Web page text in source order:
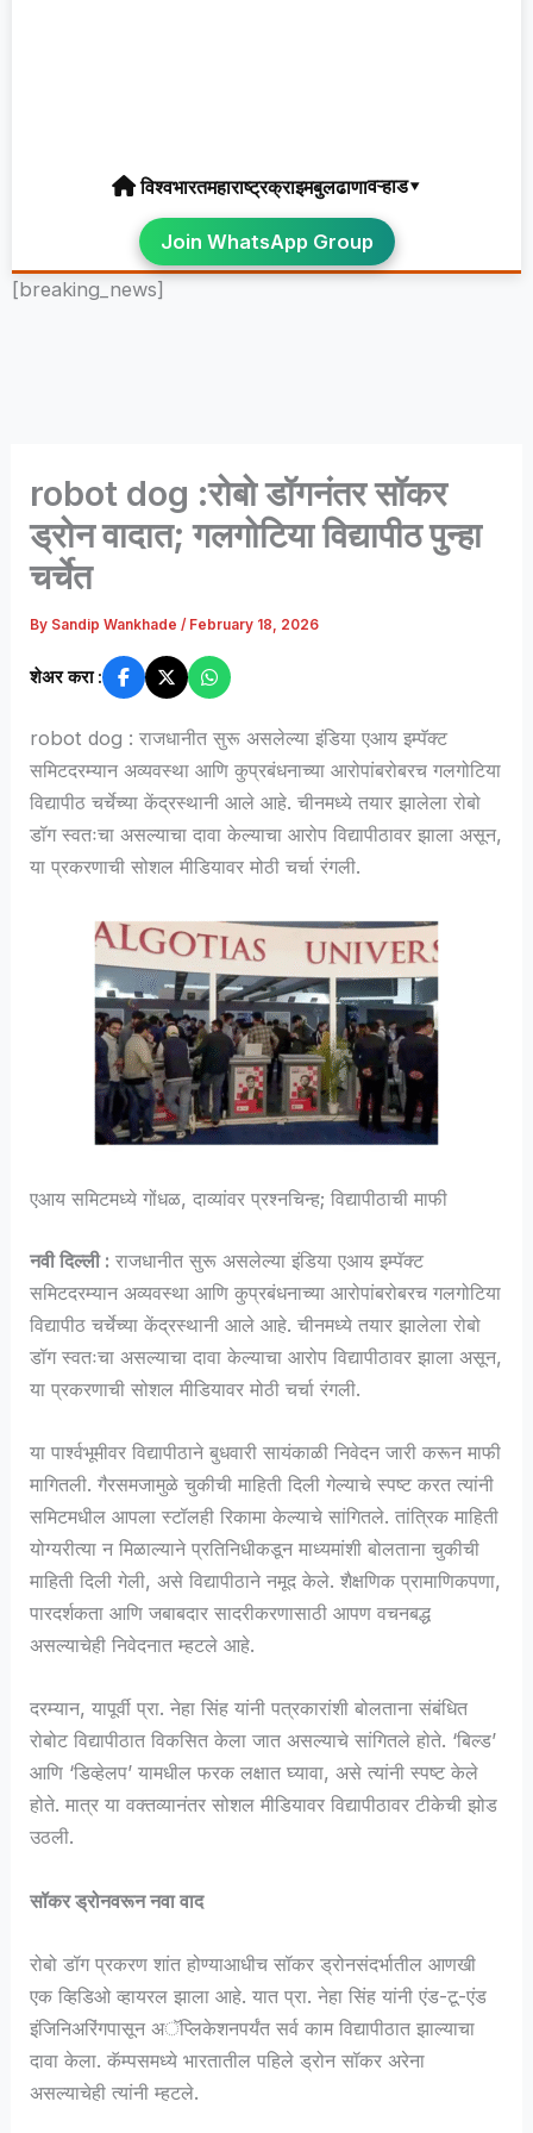
विश्वभारतमहाराष्ट्रक्राइमबुलढाणावऱ्हाड▾
Join WhatsApp Group
[breaking_news]
robot dog :रोबो डॉगनंतर सॉकर
ड्रोन वादात; गलगोटिया विद्यापीठ पुन्हा
चर्चेत
By Sandip Wankhade/ February 18, 2026
शेअर करा :
robot dog : राजधानीत सुरू असलेल्या इंडिया एआय इम्पॅक्ट
समिटदरम्यान अव्यवस्था आणि कुप्रबंधनाच्या आरोपांबरोबरच गलगोटिया
विद्यापीठ चर्चेच्या केंद्रस्थानी आले आहे. चीनमध्ये तयार झालेला रोबो
डॉग स्वतःचा असल्याचा दावा केल्याचा आरोप विद्यापीठावर झाला असून,
या प्रकरणाची सोशल मीडियावर मोठी चर्चा रंगली.
एआय समिटमध्ये गोंधळ, दाव्यांवर प्रश्नचिन्ह; विद्यापीठाची माफी
नवी दिल्ली : राजधानीत सुरू असलेल्या इंडिया एआय इम्पॅक्ट
समिटदरम्यान अव्यवस्था आणि कुप्रबंधनाच्या आरोपांबरोबरच गलगोटिया
विद्यापीठ चर्चेच्या केंद्रस्थानी आले आहे. चीनमध्ये तयार झालेला रोबो
डॉग स्वतःचा असल्याचा दावा केल्याचा आरोप विद्यापीठावर झाला असून,
या प्रकरणाची सोशल मीडियावर मोठी चर्चा रंगली.
या पार्श्वभूमीवर विद्यापीठाने बुधवारी सायंकाळी निवेदन जारी करून माफी
मागितली. गैरसमजामुळे चुकीची माहिती दिली गेल्याचे स्पष्ट करत त्यांनी
समिटमधील आपला स्टॉलही रिकामा केल्याचे सांगितले. तांत्रिक माहिती
योग्यरीत्या न मिळाल्याने प्रतिनिधीकडून माध्यमांशी बोलताना चुकीची
माहिती दिली गेली, असे विद्यापीठाने नमूद केले. शैक्षणिक प्रामाणिकपणा,
पारदर्शकता आणि जबाबदार सादरीकरणासाठी आपण वचनबद्ध
असल्याचेही निवेदनात म्हटले आहे.
दरम्यान, यापूर्वी प्रा. नेहा सिंह यांनी पत्रकारांशी बोलताना संबंधित
रोबोट विद्यापीठात विकसित केला जात असल्याचे सांगितले होते. ‘बिल्ड’
आणि ‘डिव्हेलप’ यामधील फरक लक्षात घ्यावा, असे त्यांनी स्पष्ट केले
होते. मात्र या वक्तव्यानंतर सोशल मीडियावर विद्यापीठावर टीकेची झोड
उठली.
सॉकर ड्रोनवरून नवा वाद
रोबो डॉग प्रकरण शांत होण्याआधीच सॉकर ड्रोनसंदर्भातील आणखी
एक व्हिडिओ व्हायरल झाला आहे. यात प्रा. नेहा सिंह यांनी एंड-टू-एंड
इंजिनिअरिंगपासून अॅप्लिकेशनपर्यंत सर्व काम विद्यापीठात झाल्याचा
दावा केला. कॅम्पसमध्ये भारतातील पहिले ड्रोन सॉकर अरेना
असल्याचेही त्यांनी म्हटले.